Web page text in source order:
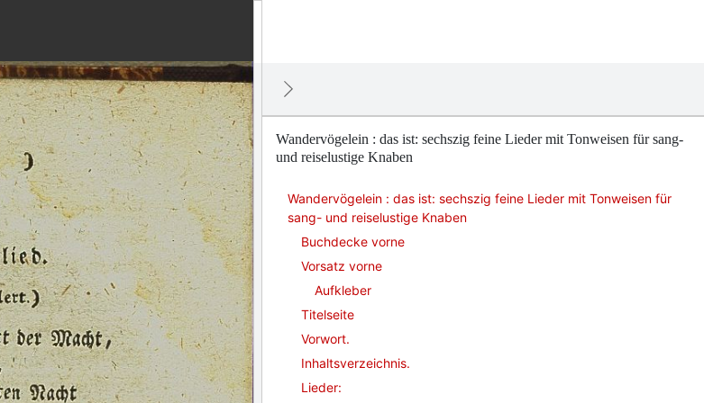
Wandervögelein : das ist: sechszig feine Lieder mit Tonweisen für sang-
und reiselustige Knaben
Wandervögelein : das ist: sechszig feine Lieder mit Tonweisen für
sang- und reiselustige Knaben
Buchdecke vorne
Vorsatz vorne
Aufkleber
Titelseite
Vorwort.
Inhaltsverzeichnis.
Lieder: